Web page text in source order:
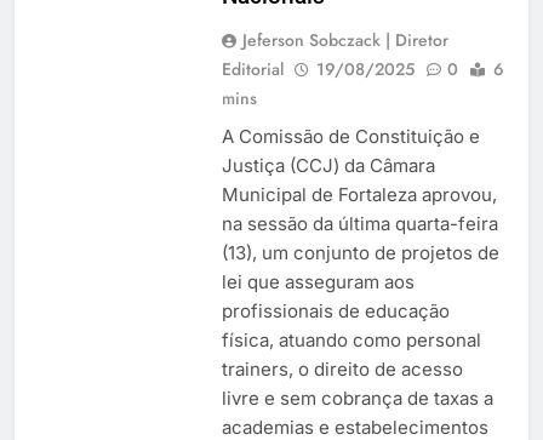
Jeferson Sobczack | Diretor
Editorial
19/08/2025 0
6
mins
A Comissão de Constituição e
Justiça (CCJ) da Câmara
Municipal de Fortaleza aprovou,
na sessão da última quarta-feira
(13), um conjunto de projetos de
lei que asseguram aos
profissionais de educação
física, atuando como personal
trainers, o direito de acesso
livre e sem cobrança de taxas a
academias e estabelecimentos